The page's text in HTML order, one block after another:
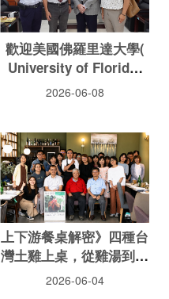
歡迎美國佛羅里達大學(
University of Florida)
Jeffrey K. BRECHT 榮譽
2026-06-08
上下游餐桌解密》四種台
灣土雞上桌，從雞湯到雞
肉飯，品嚐風土密碼
2026-06-04